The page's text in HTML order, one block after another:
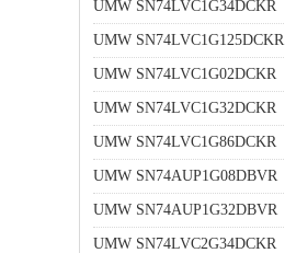
UMW SN74LVC1G34DCKR
UMW SN74LVC1G125DCKR
UMW SN74LVC1G02DCKR
UMW SN74LVC1G32DCKR
UMW SN74LVC1G86DCKR
UMW SN74AUP1G08DBVR
UMW SN74AUP1G32DBVR
UMW SN74LVC2G34DCKR